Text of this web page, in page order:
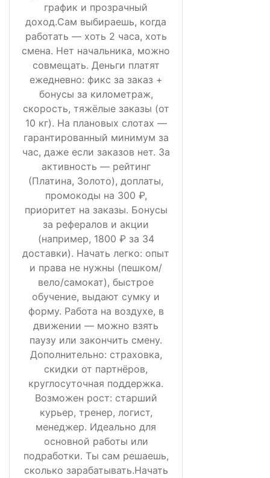
график и прозрачный
доход.Сам выбираешь, когда
работать — хоть 2 часа, хоть
смена. Нет начальника, можно
совмещать. Деньги платят
ежедневно: фикс за заказ +
бонусы за километраж,
скорость, тяжёлые заказы (от
10 кг). На плановых слотах —
гарантированный минимум за
час, даже если заказов нет. За
активность — рейтинг
(Платина, Золото), доплаты,
промокоды на 300 ₽,
приоритет на заказы. Бонусы
за рефералов и акции
(например, 1800 ₽ за 34
доставки). Начать легко: опыт
и права не нужны (пешком/
вело/самокат), быстрое
обучение, выдают сумку и
форму. Работа на воздухе, в
движении — можно взять
паузу или закончить смену.
Дополнительно: страховка,
скидки от партнёров,
круглосуточная поддержка.
Возможен рост: старший
курьер, тренер, логист,
менеджер. Идеально для
основной работы или
подработки. Ты сам решаешь,
сколько зарабатывать.Начать